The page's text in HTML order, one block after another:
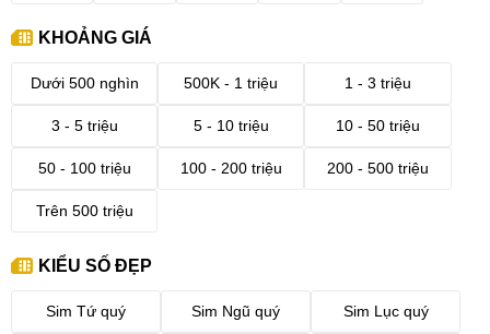
KHOẢNG GIÁ
Dưới 500 nghìn 500K - 1 triệu 1 - 3 triệu
3 - 5 triệu 5 - 10 triệu 10 - 50 triệu
50 - 100 triệu 100 - 200 triệu 200 - 500 triệu
Trên 500 triệu
KIỂU SỐ ĐẸP
Sim Tứ quý Sim Ngũ quý Sim Lục quý